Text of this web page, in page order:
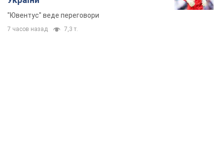
"Ювентус" веде переговори
7 часов назад 7,3 т.